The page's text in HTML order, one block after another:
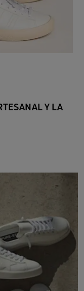
Y LA